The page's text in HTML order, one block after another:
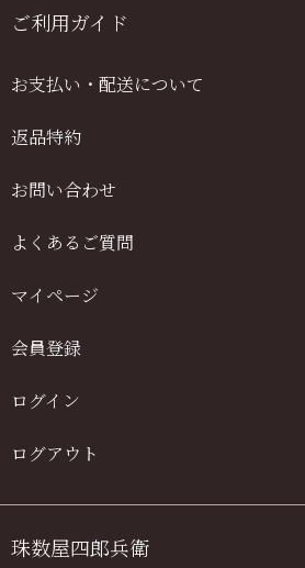
ご利用ガイド
お支払い・配送について
返品特約
お問い合わせ
よくあるご質問
マイページ
会員登録
ログイン
ログアウト
珠数屋四郎兵衛